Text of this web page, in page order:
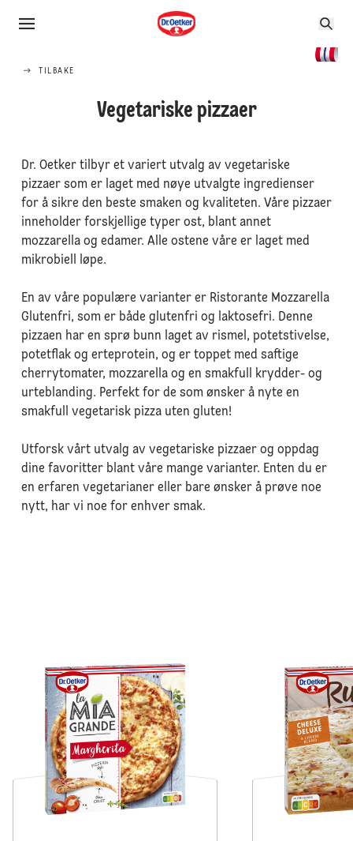
TILBAKE
Vegetariske pizzaer
Dr. Oetker tilbyr et variert utvalg av vegetariske
pizzaer som er laget med nøye utvalgte ingredienser
for å sikre den beste smaken og kvaliteten. Våre pizzaer
inneholder forskjellige typer ost, blant annet
mozzarella og edamer. Alle ostene våre er laget med
mikrobiell løpe.
En av våre populære varianter er Ristorante Mozzarella
Glutenfri, som er både glutenfri og laktosefri. Denne
pizzaen har en sprø bunn laget av rismel, potetstivelse,
potetflak og erteprotein, og er toppet med saftige
cherrytomater, mozzarella og en smakfull krydder- og
urteblanding. Perfekt for de som ønsker å nyte en
smakfull vegetarisk pizza uten gluten!
Utforsk vårt utvalg av vegetariske pizzaer og oppdag
dine favoritter blant våre mange varianter. Enten du er
en erfaren vegetarianer eller bare ønsker å prøve noe
nytt, har vi noe for enhver smak.